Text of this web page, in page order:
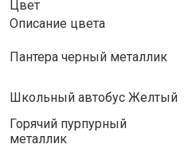
Цвет
Описание цвета
Пантера черный металлик
Школьный автобус Желтый
Горячий пурпурный
металлик